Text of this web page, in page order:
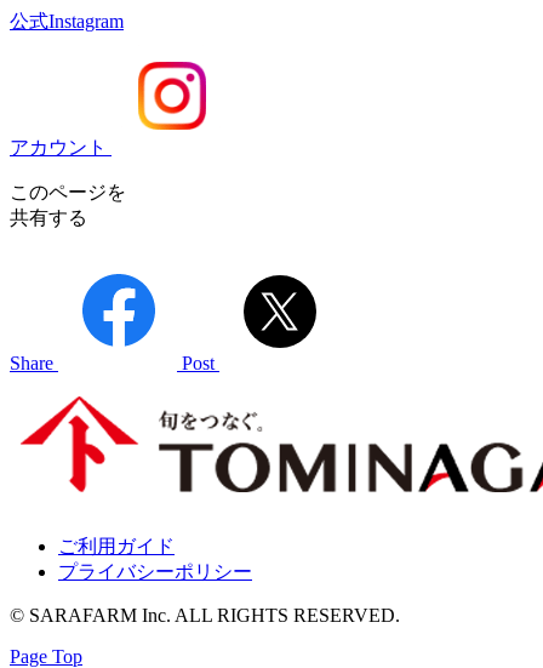
公式Instagram
アカウント
このページを
共有する
Share Post
ご利用ガイド
プライバシーポリシー
© SARAFARM Inc. ALL RIGHTS RESERVED.
Page Top